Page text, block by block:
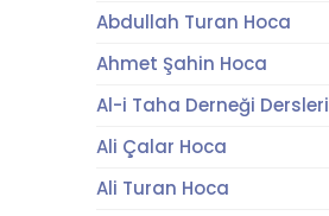
Abdullah Turan Hoca
Ahmet Şahin Hoca
Al-i Taha Derneği Dersleri
Ali Çalar Hoca
Ali Turan Hoca